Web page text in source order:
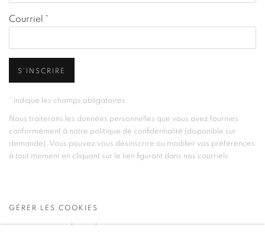
Courriel *
S'INSCRIRE
* indique les champs obligatoires
Nous traiterons les données personnelles que vous avez fournies
conformément à notre politique de confidentialité (disponible sur
demande). Vous pouvez vous désinscrire ou modifier vos préférences
à tout moment en cliquant sur le lien figurant dans nos courriels.
GÉRER LES COOKIES